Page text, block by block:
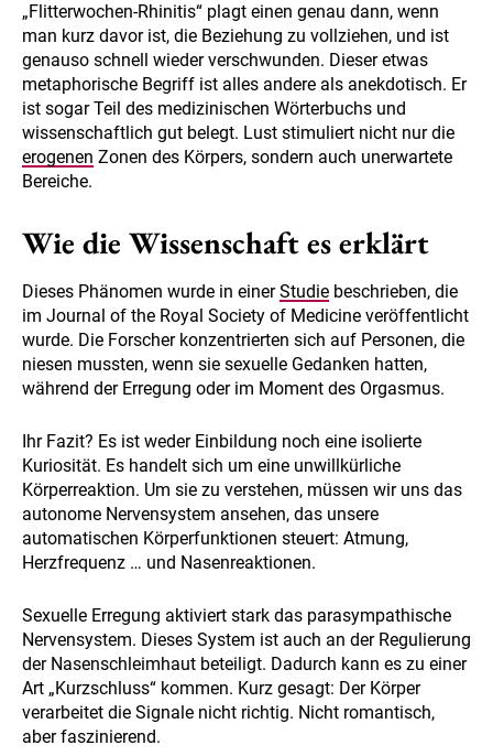
„Flitterwochen-Rhinitis“ plagt einen genau dann, wenn
man kurz davor ist, die Beziehung zu vollziehen, und ist
genauso schnell wieder verschwunden. Dieser etwas
metaphorische Begriff ist alles andere als anekdotisch. Er
ist sogar Teil des medizinischen Wörterbuchs und
wissenschaftlich gut belegt. Lust stimuliert nicht nur die
erogenen Zonen des Körpers, sondern auch unerwartete
Bereiche.
Wie die Wissenschaft es erklärt
Dieses Phänomen wurde in einerStudie beschrieben, die
im Journal of the Royal Society of Medicine veröffentlicht
wurde. Die Forscher konzentrierten sich auf Personen, die
niesen mussten, wenn sie sexuelle Gedanken hatten,
während der Erregung oder im Moment des Orgasmus.
Ihr Fazit? Es ist weder Einbildung noch eine isolierte
Kuriosität. Es handelt sich um eine unwillkürliche
Körperreaktion. Um sie zu verstehen, müssen wir uns das
autonome Nervensystem ansehen, das unsere
automatischen Körperfunktionen steuert: Atmung,
Herzfrequenz … und Nasenreaktionen.
Sexuelle Erregung aktiviert stark das parasympathische
Nervensystem. Dieses System ist auch an der Regulierung
der Nasenschleimhaut beteiligt. Dadurch kann es zu einer
Art „Kurzschluss“ kommen. Kurz gesagt: Der Körper
verarbeitet die Signale nicht richtig. Nicht romantisch,
aber faszinierend.